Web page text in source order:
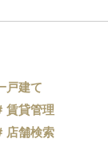
戸建て
賃貸管理
店舗検索